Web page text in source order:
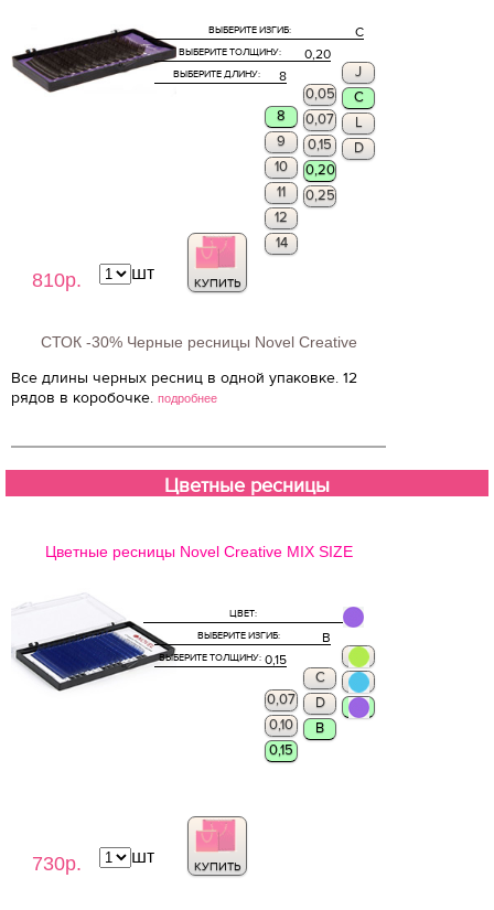
810р.
C
ВЫБЕРИТЕ ИЗГИБ:
0,20
ВЫБЕРИТЕ ТОЛЩИНУ:
8
ВЫБЕРИТЕ ДЛИНУ:
J
C
0,05
0,07
0,15
0,20
8
9
10
11
12
14
0,25
L
D
КУПИТЬ
шт
СТОК -30% Черные ресницы Novel Creative
Все длины черных ресниц в одной упаковке. 12
рядов в коробочке. подробнее
Цветные ресницы
Цветные ресницы Novel Creative MIX SIZE
730р.
ЦВЕТ:
B
ВЫБЕРИТЕ ИЗГИБ:
0,15
ВЫБЕРИТЕ ТОЛЩИНУ:
С
D
B
0,07
0,10
0,15
КУПИТЬ
шт